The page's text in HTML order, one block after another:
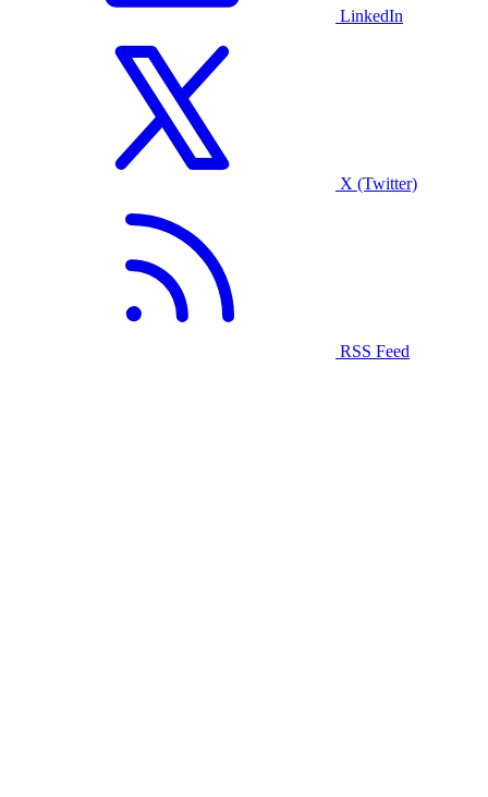
LinkedIn
X (Twitter)
RSS Feed